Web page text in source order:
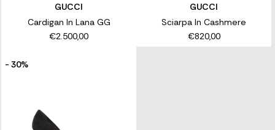
GUCCI
Cardigan In Lana GG
€2.500,00
GUCCI
Sciarpa In Cashmere
€820,00
- 30%